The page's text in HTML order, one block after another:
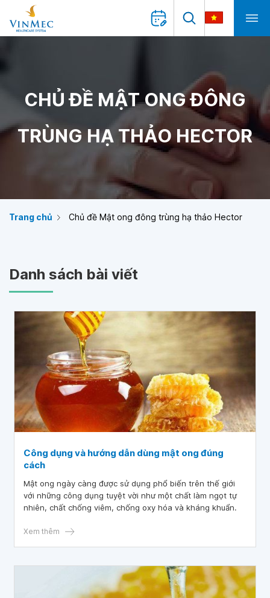
CHỦ ĐỀ MẬT ONG ĐÔNG
TRÙNG HẠ THẢO HECTOR
Trang chủ Chủ đề Mật ong đông trùng hạ thảo Hector
Danh sách bài viết
Công dụng và hướng dẫn dùng mật ong đúng
cách
Mật ong ngày càng được sử dụng phổ biến trên thế giới
với những công dụng tuyệt vời như một chất làm ngọt tự
nhiên, chất chống viêm, chống oxy hóa và kháng khuẩn.
Xem thêm